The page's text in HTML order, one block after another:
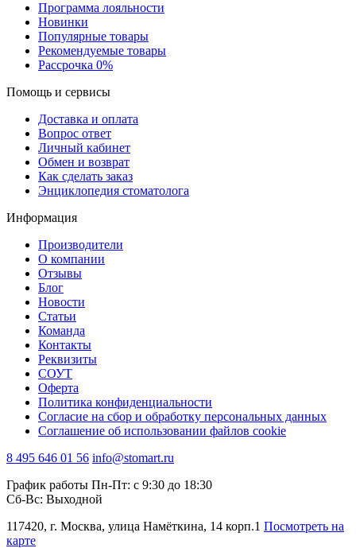
Программа лояльности
Новинки
Популярные товары
Рекомендуемые товары
Рассрочка 0%
Помощь и сервисы
Доставка и оплата
Вопрос ответ
Личный кабинет
Обмен и возврат
Как сделать заказ
Энциклопедия стоматолога
Информация
Производители
О компании
Отзывы
Блог
Новости
Статьи
Команда
Контакты
Реквизиты
СОУТ
Оферта
Политика конфиденциальности
Согласие на сбор и обработку персональных данных
Соглашение об использовании файлов cookie
8 495 646 01 56 info@stomart.ru
График работы Пн-Пт: с 9:30 до 18:30
Сб-Вс: Выходной
117420, г. Москва, улица Намёткина, 14 корп.1 Посмотреть на
карте